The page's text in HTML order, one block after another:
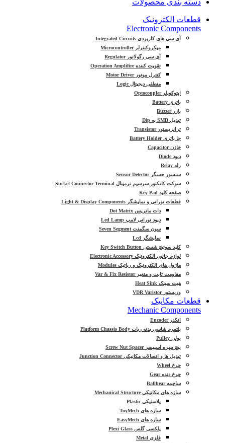
قطعات الکترونیک
Electronic Components
آی سی های کاربردی Integrated Circuits
میکروکنترلر Microcontroller
آی سی رگولاتور Regulator
تقویت کننده Operation Amplifire
کنترل موتور Motor Driver
منطقی دیجیتال Logic
اپتوکوپلر Optocoupler
باتری Battery
بازر Buzzer
تبدیل SMD به Dip
ترانزیستور Transistor
جا باتری Battery Holder
خازن Capacitor
دیود Diode
رله Relay
سنسور حسگر Sensor Detector
سوکت کانکتور سرسیم ترمینال Sucket Connector Terminal
صفحه کلید Key Pad
قطعات نورانی و نمایشگر Light & Display Components
دات ماتریس Dot Matrix
دیود نورانی لامپ Led Lamp
سون سگمنت Seven Segment
نمایشگر Lcd
کلید سوئیچ شستی Key Switch Button
لوازم جانبی الکترونیک Electronic Accessory
ماژول های الکترونیک و رباتیک Modules
مقاومت ثابت و متغیر Var & Fix Resistor
هیت سینک Heat Sink
وریستور VDR Varistor
قطعات مکانیک
Mechanic Components
انکدر Encoder
پلتفرم شاسی بدنه ربات Platform Chassis Body
پولی Pulley
پیچ مهره اسپیسر Screw Nut Spacer
تبدیل ها و اتصالات مکانیکی Junction Connector
چرخ Wheel
چرخ دنده Gear
ساچمه Ballbear
سازه های مکانیکی Mechanical Structure
پلاستیکی Plastic
سازه های ToyMech
سازه های EasyMech
پلکسی گلس Plexi Glass
فلزی Metal